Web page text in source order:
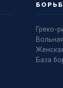
Греко-
База